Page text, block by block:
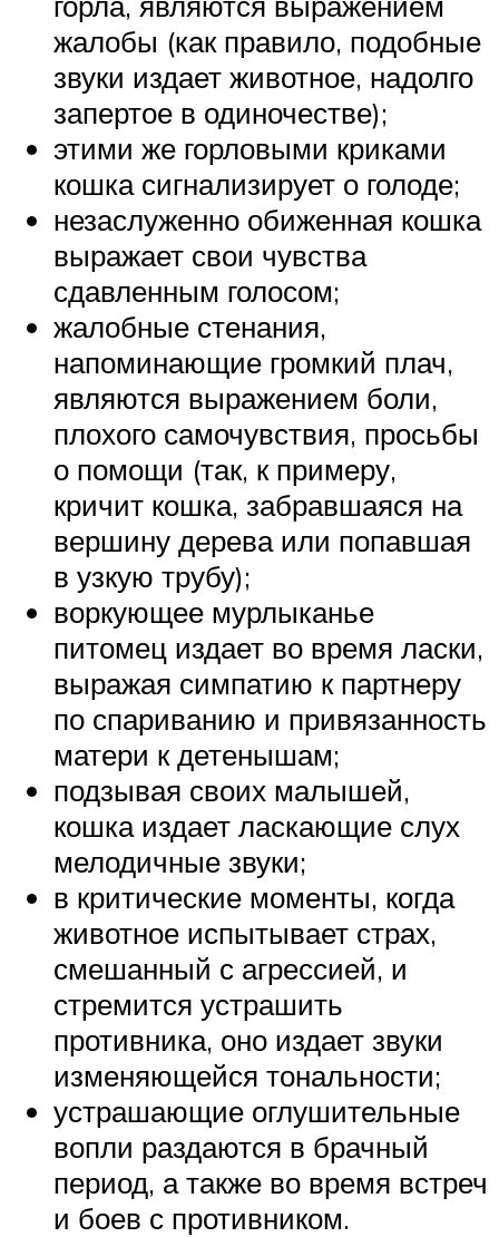
жалобы (как правило, подобные
звуки издает животное, надолго
запертое в одиночестве);
этими же горловыми криками
кошка сигнализирует о голоде;
незаслуженно обиженная кошка
выражает свои чувства
сдавленным голосом;
жалобные стенания,
напоминающие громкий плач,
являются выражением боли,
плохого самочувствия, просьбы
о помощи (так, к примеру,
кричит кошка, забравшаяся на
вершину дерева или попавшая
в узкую трубу);
воркующее мурлыканье
питомец издает во время ласки,
выражая симпатию к партнеру
по спариванию и привязанность
матери к детенышам;
подзывая своих малышей,
кошка издает ласкающие слух
мелодичные звуки;
в критические моменты, когда
животное испытывает страх,
смешанный с агрессией, и
стремится устрашить
противника, оно издает звуки
изменяющейся тональности;
устрашающие оглушительные
вопли раздаются в брачный
период, а также во время встреч
и боев с противником.